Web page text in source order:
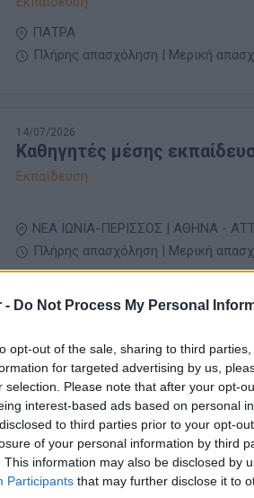
- Do Not Process My Personal
opt-out of the sale, sharing to third
for targeted advertising by us,
selection. Please note that after your opt-
interest-based ads based on personal
to third parties prior to your opt-
of your personal information by third
This information may also be disclosed by
Participants that may further disclose it to
ΠΑΤΡΑ
Πλήρης απασχόληση | Μερική
14/07/2026
Καθηγητές μέσης
Εκπαίδευση
ΝΕΑ ΙΩΝΙΑ-ΠΕΡΙΣΣΟΣ | ΑΘΗΝΑ -
Πλήρης απασχόληση | Μερική
Καθηγητές
Εκπαίδευση
ΚΑΛΑΜΑΡΙΑ, ΝΤΕΠΩ, ΚΕΝΤΡΟ |
Πλήρης απασχόληση | Μερική